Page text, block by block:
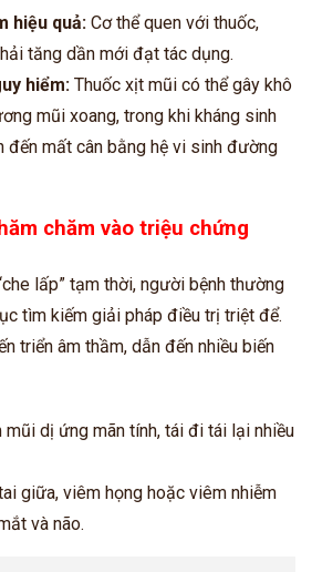
hiệu quả: Cơ thể quen với thuốc,
tăng dần mới đạt tác dụng.
hiểm: Thuốc xịt mũi có thể gây khô
mũi xoang, trong khi kháng sinh
đến mất cân bằng hệ vi sinh đường
chăm vào triệu chứng
lấp” tạm thời, người bệnh thường
tìm kiếm giải pháp điều trị triệt để.
triển âm thầm, dẫn đến nhiều biến
mũi dị ứng mãn tính, tái đi tái lại nhiều
giữa, viêm họng hoặc viêm nhiễm
và não.